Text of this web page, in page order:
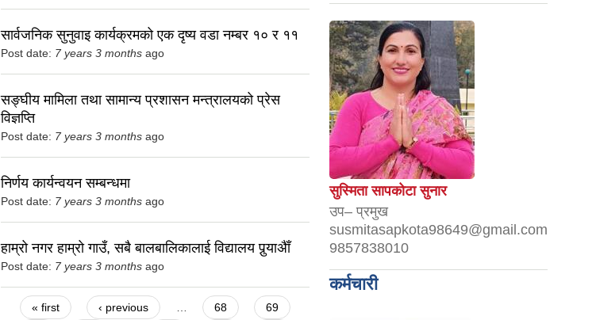
सार्वजनिक सुनुवाइ कार्यक्रमको एक दृष्य वडा नम्बर १० र ११
Post date: 7 years 3 months ago
सङ्घीय मामिला तथा सामान्य प्रशासन मन्त्रालयको प्रेस
विज्ञप्ति
Post date: 7 years 3 months ago
निर्णय कार्यन्वयन सम्बन्धमा
Post date: 7 years 3 months ago
हाम्रो नगर हाम्रो गाउँ, सबै बालबालिकालाई विद्यालय पु‌र्‍याअैाँ
Post date: 7 years 3 months ago
Pages
« first ‹ previous 68
69
सुस्मिता सापकोटा सुनार
उप– प्रमुख
susmitasapkota98649@gmail.com
9857838010
कर्मचारी